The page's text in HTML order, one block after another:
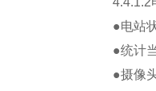
●电站
●统计
●摄像